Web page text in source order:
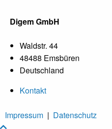
Digem GmbH
Waldstr. 44
48488 Emsbüren
Deutschland
Kontakt
Impressum | Datenschutz